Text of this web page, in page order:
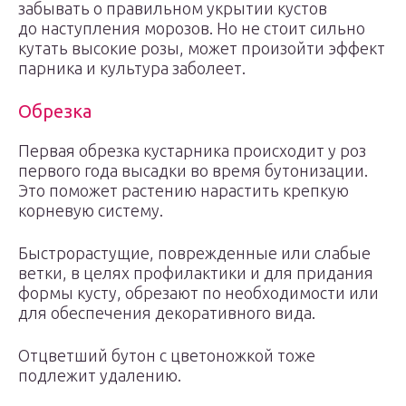
забывать о правильном укрытии кустов
до наступления морозов. Но не стоит сильно
кутать высокие розы, может произойти эффект
парника и культура заболеет.
Обрезка
Первая обрезка кустарника происходит у роз
первого года высадки во время бутонизации.
Это поможет растению нарастить крепкую
корневую систему.
Быстрорастущие, поврежденные или слабые
ветки, в целях профилактики и для придания
формы кусту, обрезают по необходимости или
для обеспечения декоративного вида.
Отцветший бутон с цветоножкой тоже
подлежит удалению.